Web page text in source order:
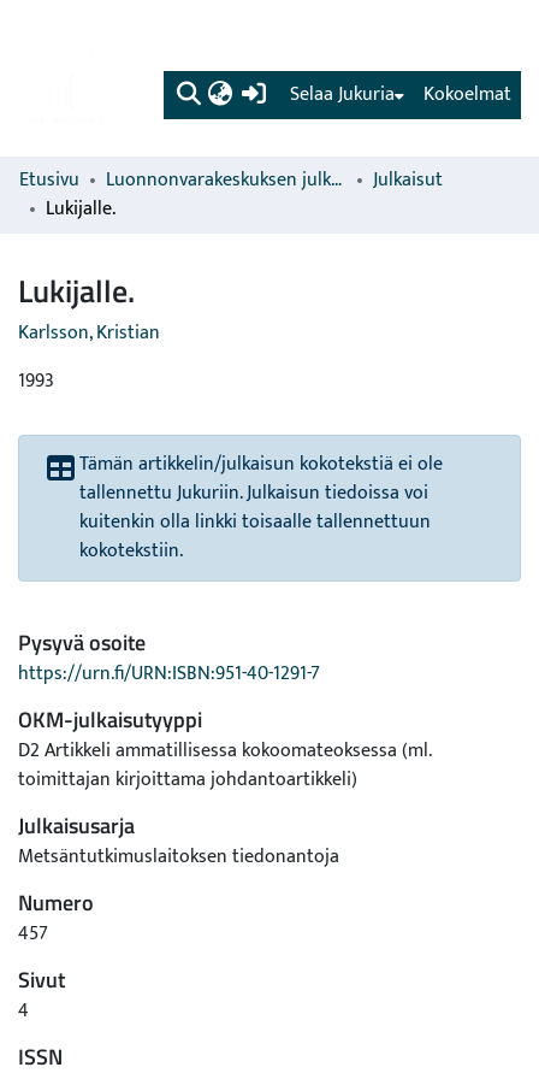
(current) Kokoelmat
Selaa Jukuria
Etusivu Luonnonvarakeskuksen julkaisut
Julkaisut
Lukijalle.
Lukijalle.
Karlsson, Kristian
1993
Tämän artikkelin/julkaisun kokotekstiä ei ole
tallennettu Jukuriin. Julkaisun tiedoissa voi
kuitenkin olla linkki toisaalle tallennettuun
kokotekstiin.
Pysyvä osoite
https://urn.fi/URN:ISBN:951-40-1291-7
OKM-julkaisutyyppi
D2 Artikkeli ammatillisessa kokoomateoksessa (ml.
toimittajan kirjoittama johdantoartikkeli)
Julkaisusarja
Metsäntutkimuslaitoksen tiedonantoja
Numero
457
Sivut
4
ISSN